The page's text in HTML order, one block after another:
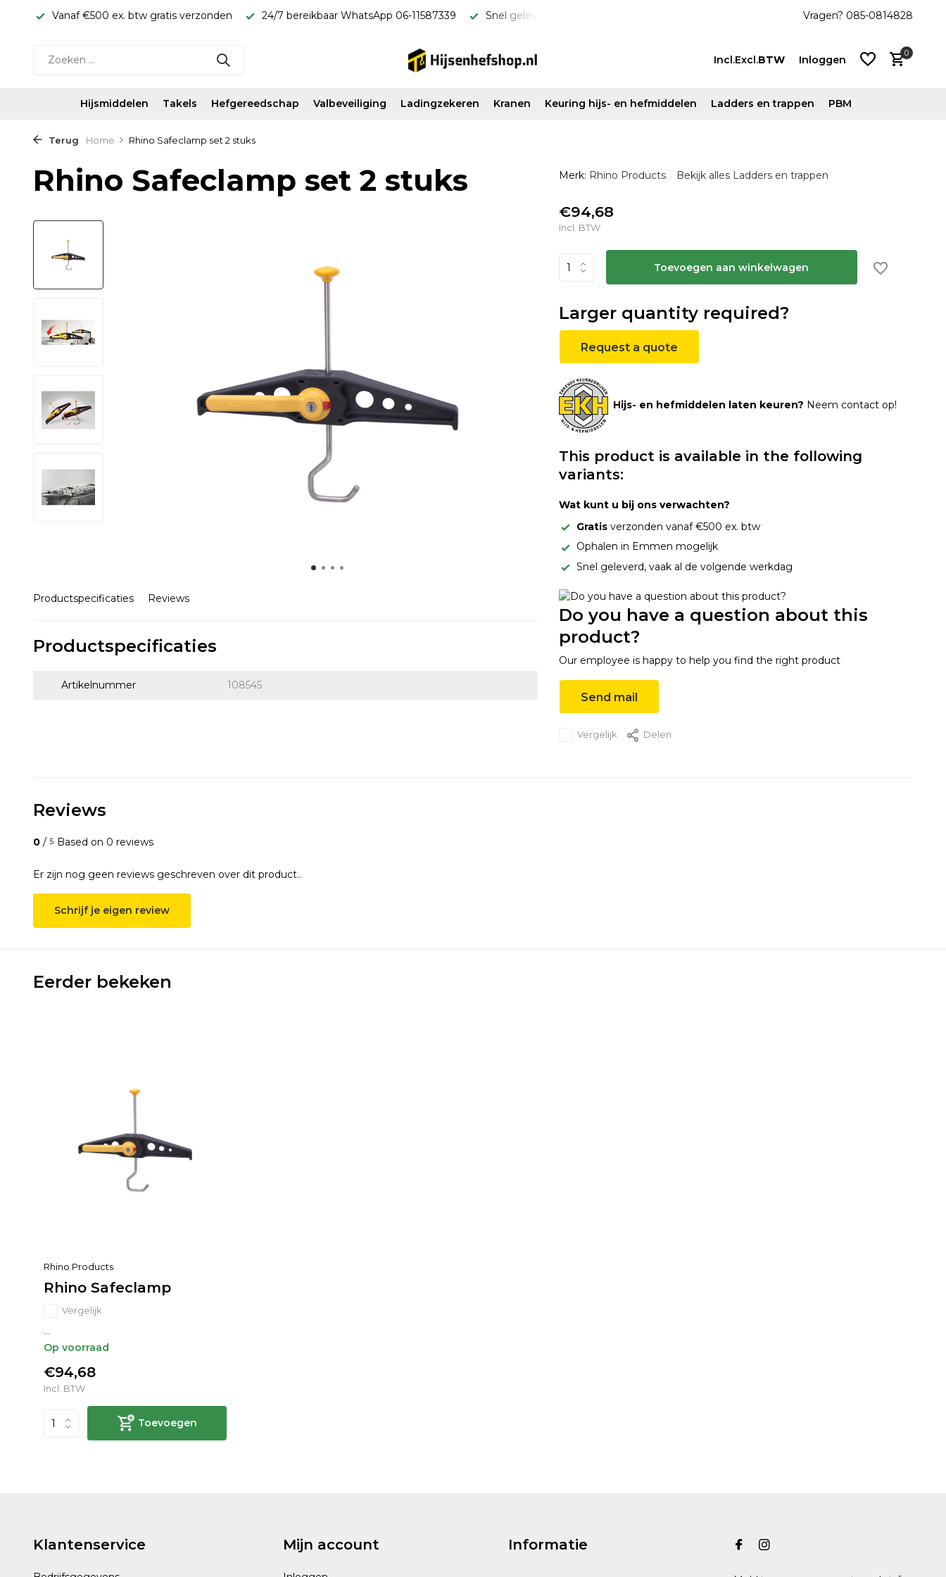
Vanaf €500 ex. btw gratis verzonden 24/7 bereikbaar WhatsApp 06-11587339 Snel geleverd & scherp van prijs! Vanaf €500 ex. btw gratis verzondenVragen? 085-0814828
Incl.Excl.BTW Inloggen
aanmaken
0
Hijsmiddelen Takels Hefgereedschap Valbeveiliging Ladingzekeren Kranen Keuring hijs- en hefmiddelen Ladders en trappen PBM
Terug Home Rhino Safeclamp set 2 stuks
Rhino Safeclamp set 2 stuks
Productspecificaties Reviews
Productspecificaties
Artikelnummer 108545
Merk: Rhino Products Bekijk alles Ladders en trappen
€94,68
Incl. BTW
Toevoegen aan winkelwagen
Larger quantity required?
Request a quote
Hijs- en hefmiddelen laten keuren? Neem contact op!
This product is available in the following
variants:
Wat kunt u bij ons verwachten?
Gratisverzonden vanaf €500 ex. btw
Ophalen in Emmen mogelijk
Snel geleverd, vaak al de volgende werkdag
Do you have a question about this
product?
Our employee is happy to help you find the right product
Send mail
Vergelijk Delen
Reviews
0 / 5 Based on 0 reviews
Er zijn nog geen reviews geschreven over dit product..
Schrijf je eigen review
Eerder bekeken
Rhino Products
Rhino Safeclamp
Vergelijk
Op voorraad
€94,68
Incl. BTW
Toevoegen
Klantenservice Mijn account Informatie